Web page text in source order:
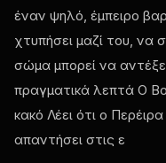
έναν ψηλό, έμπειρο
χτυπήσει μαζί του, να
σώμα μπορεί να
πραγματικά λεπτά Ο
κακό Λέει ότι ο
απαντήσει στις ε